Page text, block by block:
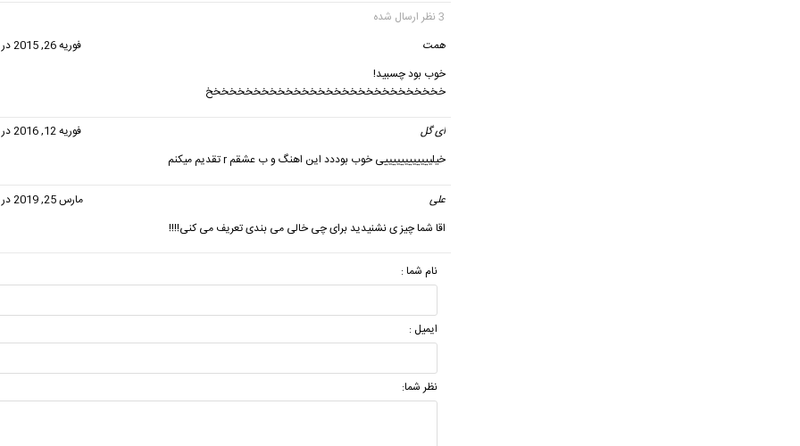
3 نظر ارسال شده
همت
فوریه 26, 2015 در 2:48 ب.ظ
خوب بود چسبید!
خخخخخخخخخخخخخخخخخخخخخخخخخخخخخخ
ای گل
فوریه 12, 2016 در 2:34 ب.ظ
خیلییییییییییییی خوب بوددد این اهنگ و ب عشقم r تقدیم میکنم
علی
مارس 25, 2019 در 9:14 ب.ظ
اقا شما چیز ی نشنیدید برای چی خالی می بندی تعریف می کنی!!!!
نام شما :
ایمیل :
نظر شما: